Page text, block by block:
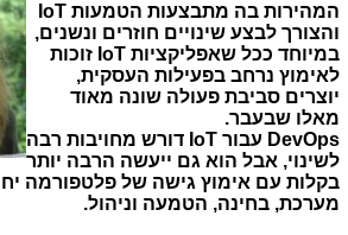
המהירות בה מתבצעות הטמעות IoT
והצורך לבצע שינויים חוזרים ונשנים,
במיוחד ככל שאפליקציות IoT זוכות
לאימוץ נרחב בפעילות העסקית,
יוצרים סביבת פעולה שונה מאוד
מאלו שבעבר.
DevOps עבור IoT דורש מחויבות רבה
לשינוי, אבל הוא גם ייעשה הרבה יותר
בקלות עם אימוץ גישה של פלטפורמה
מערכת, בחינה, הטמעה וניהול.